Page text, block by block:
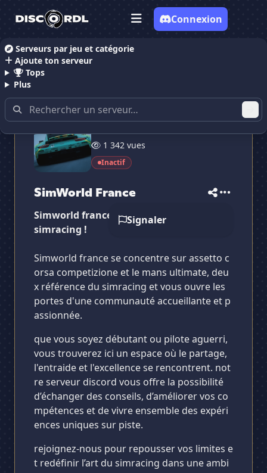
Serveurs par jeu et catégorie
Ajoute ton serveur
Tops
Plus
Connexion
Accueil Serveurs Discord Gaming
1 342 vues
Inactif
SimWorld France
Signaler
Simworld france, le hub social du
simracing !
Simworld france se concentre sur assetto c
orsa competizione et le mans ultimate, deu
x référence du simracing et vous ouvre les
portes d'une communauté accueillante et p
assionnée.
que vous soyez débutant ou pilote aguerri,
vous trouverez ici un espace où le partage,
l'entraide et l'excellence se rencontrent. not
re serveur discord vous offre la possibilité
d’échanger des conseils, d’améliorer vos co
mpétences et de vivre ensemble des expéri
ences uniques sur piste.
rejoignez-nous pour repousser vos limites e
t redéfinir l’art du simracing dans une ambi
Vote pourSimWorld France
SimWorld France
serveur ?
Supprimer
SimWorld France